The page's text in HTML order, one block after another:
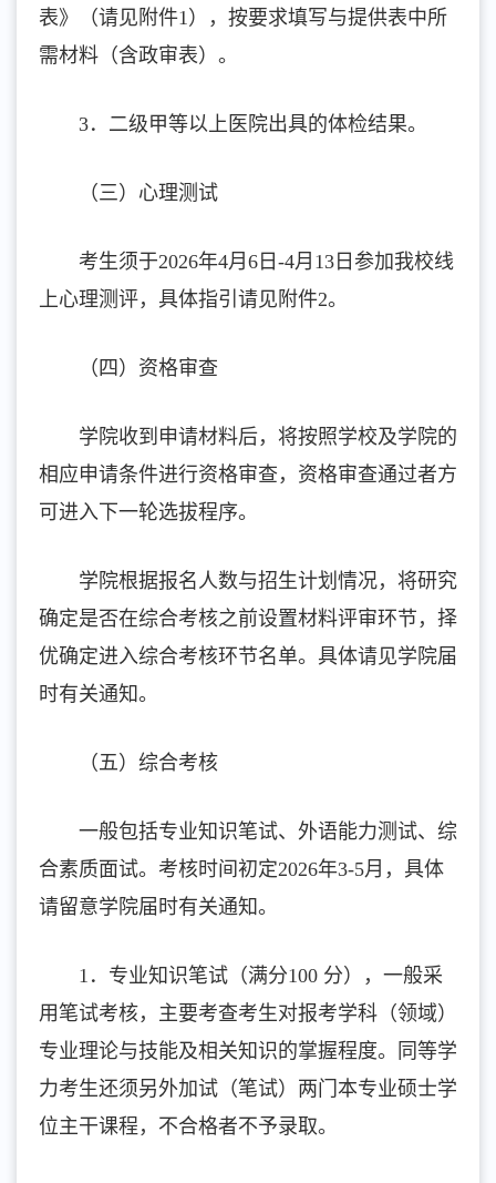
表》（请见附件1），按要求填写与提供表中所
需材料（含政审表）。
3．二级甲等以上医院出具的体检结果。
（三）心理测试
考生须于2026年4月6日-4月13日参加我校线
上心理测评，具体指引请见附件2。
（四）资格审查
学院收到申请材料后，将按照学校及学院的
相应申请条件进行资格审查，资格审查通过者方
可进入下一轮选拔程序。
学院根据报名人数与招生计划情况，将研究
确定是否在综合考核之前设置材料评审环节，择
优确定进入综合考核环节名单。具体请见学院届
时有关通知。
（五）综合考核
一般包括专业知识笔试、外语能力测试、综
合素质面试。考核时间初定2026年3-5月，具体
请留意学院届时有关通知。
1．专业知识笔试（满分100 分），一般采
用笔试考核，主要考查考生对报考学科（领域）
专业理论与技能及相关知识的掌握程度。同等学
力考生还须另外加试（笔试）两门本专业硕士学
位主干课程，不合格者不予录取。